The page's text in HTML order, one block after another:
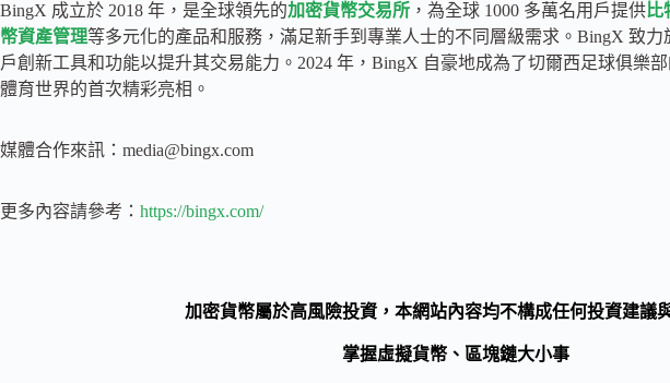
BingX 成立於 2018 年，是全球領先的加密貨幣交易所 ，為全球 1000 多萬名用戶提供比
幣資產管理等多元化的產品和服務，滿足新手到專業人士的不同層級需求。BingX 致力
戶創新工具和功能以提升其交易能力。2024 年，BingX 自豪地成為了切爾西足球俱樂
體育世界的首次精彩亮相。
媒體合作來訊： media@bingx.com
更多內容請參考： https://bingx.com/
加密貨幣屬於高風險投資，本網站內容均不構成任何投資建議
掌握虛擬貨幣、區塊鏈大小事